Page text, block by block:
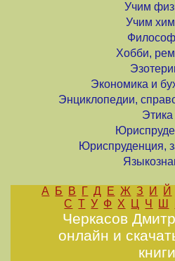
Учим
Учим
Хобби,
Экономика и
Энциклопедии,
Этика
Юриспруденция,
А Б В Г Д Е Ж З И Й
С Т У Ф Х Ц Ч Ш
Черкасов
онлайн и
книги